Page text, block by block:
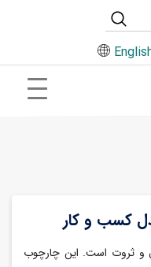
کسب و کار
و ثروت است. این چارچوب